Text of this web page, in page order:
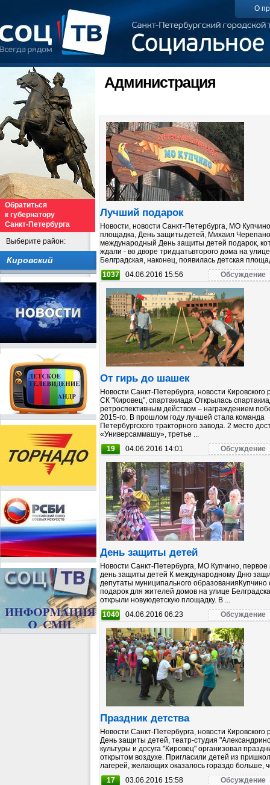
О
Обратиться
к губернатору
Санкт-Петербурга
Выберите район:
Кировский
Администрация
Лучший подарок
Новости, новости Санкт-Петербурга, МО
площадка, День защитыдетей, Михаил
международный День защиты детей подарок,
ждали - во дворе тридцатьвторого дома на улице
Белградская, наконец, появилась детская
1037
04.06.2016 15:56 Обсуждение
От гирь до шашек
Новости Санкт-Петербурга, новости Кировского
СК "Кировец", спартакиада Открылась
ретроспективным действом – награждением
2015-го. В прошлом году лучшей стала команда
Петербургского тракторного завода. 2 место
«Универсаммашу», третье ...
19
04.06.2016 14:01 Обсуждение
День защиты детей
Новости Санкт-Петербурга, МО Купчино,
день защиты детей К международному Дню
депутаты муниципального образованияКупчино
подарок для жителей домов на улице
открыли новуюдетскую площадку. В ...
1040
04.06.2016 06:23 Обсуждение
Праздник детства
Новости Санкт-Петербурга, новости Кировского
День защиты детей, театр-студия
культуры и досуга "Кировец" организовал
открытом воздухе. Пригласили детей из
лагерей, желающих оказалось гораздо больше,
17
03.06.2016 15:58 Обсуждение